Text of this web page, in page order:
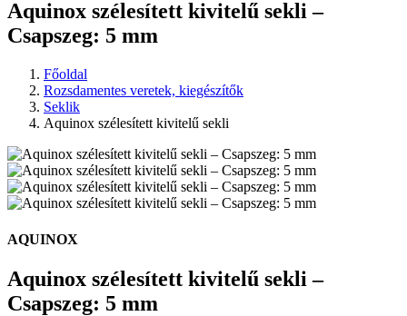
Aquinox szélesített kivitelű sekli –
Csapszeg: 5 mm
Főoldal
Rozsdamentes veretek, kiegészítők
Seklik
Aquinox szélesített kivitelű sekli
AQUINOX
Aquinox szélesített kivitelű sekli –
Csapszeg: 5 mm